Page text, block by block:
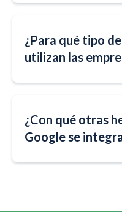
¿Para qué tipo
utilizan las
¿Con qué otras
Google se